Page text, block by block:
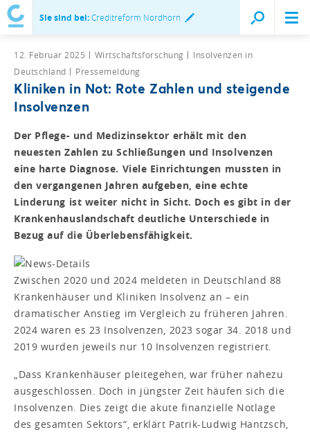
Sie sind bei:Creditreform Nordhorn
12. Februar 2025 Wirtschaftsforschung
Insolvenzen in
Deutschland
Pressemeldung
Kliniken in Not: Rote Zahlen und steigende
Insolvenzen
Der Pflege- und Medizinsektor erhält mit den
neuesten Zahlen zu Schließungen und Insolvenzen
eine harte Diagnose. Viele Einrichtungen mussten in
den vergangenen Jahren aufgeben, eine echte
Linderung ist weiter nicht in Sicht. Doch es gibt in der
Krankenhauslandschaft deutliche Unterschiede in
Bezug auf die Überlebensfähigkeit.
Zwischen 2020 und 2024 meldeten in Deutschland 88
Krankenhäuser und Kliniken Insolvenz an – ein
dramatischer Anstieg im Vergleich zu früheren Jahren.
2024 waren es 23 Insolvenzen, 2023 sogar 34. 2018 und
2019 wurden jeweils nur 10 Insolvenzen registriert.
„Dass Krankenhäuser pleitegehen, war früher nahezu
ausgeschlossen. Doch in jüngster Zeit häufen sich die
Insolvenzen. Dies zeigt die akute finanzielle Notlage
des gesamten Sektors“, erklärt Patrik-Ludwig Hantzsch,